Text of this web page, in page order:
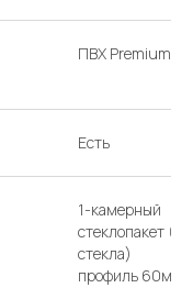
ПВХ Premium
Есть
1-камерный
стеклопакет (2
стекла)
профиль 60мм